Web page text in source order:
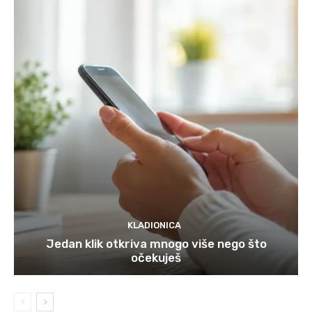
KLADIONICA
Jedan klik otkriva mnogo više nego što
očekuješ